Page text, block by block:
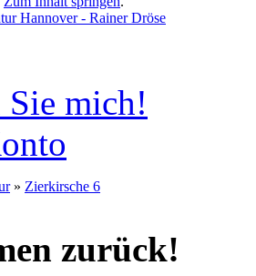
Sie mich!
» Zierkirsche 6
zurück!